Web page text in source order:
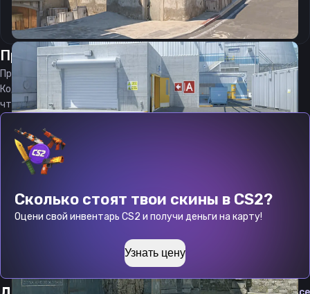
Скопировать
ПрицелЛукенот 07.08.2026
Прицел Luken является актуальным на
07.08.2026
Код прицела
CS 2 стараемся еженедельно обновлять,
чтобы вы могли играть с актуальными настройками игрока.
Сколько стоят твои скины в CS2?
Оцени свой инвентарь CS2 и получи деньги на карту!
Узнать цену